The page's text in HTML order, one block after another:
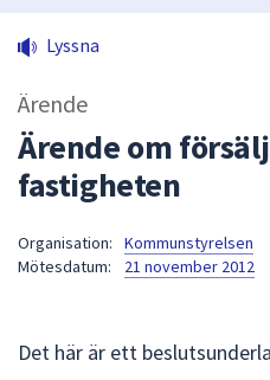
Lyssna
Ärende
Ärende om
fastigheten
Organisation:
Kommunstyrelsen
Mötesdatum:
21 november 2012
Det här är ett